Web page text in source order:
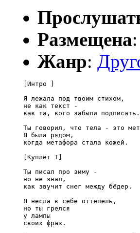
Размещена
Жанр:
[Интро ]
Я лежала под твоим стихом,
не как текст -
как та, кого забыли подписать.
Ты говорил, что тела - это
Я была рядом,
когда метафора стала кожей.
[Куплет I]
Ты писал про зиму -
но не знал,
как звучит снег между бёдер.
Я несла в себе оттепель,
но ты грелся
у лампы
своих фраз.